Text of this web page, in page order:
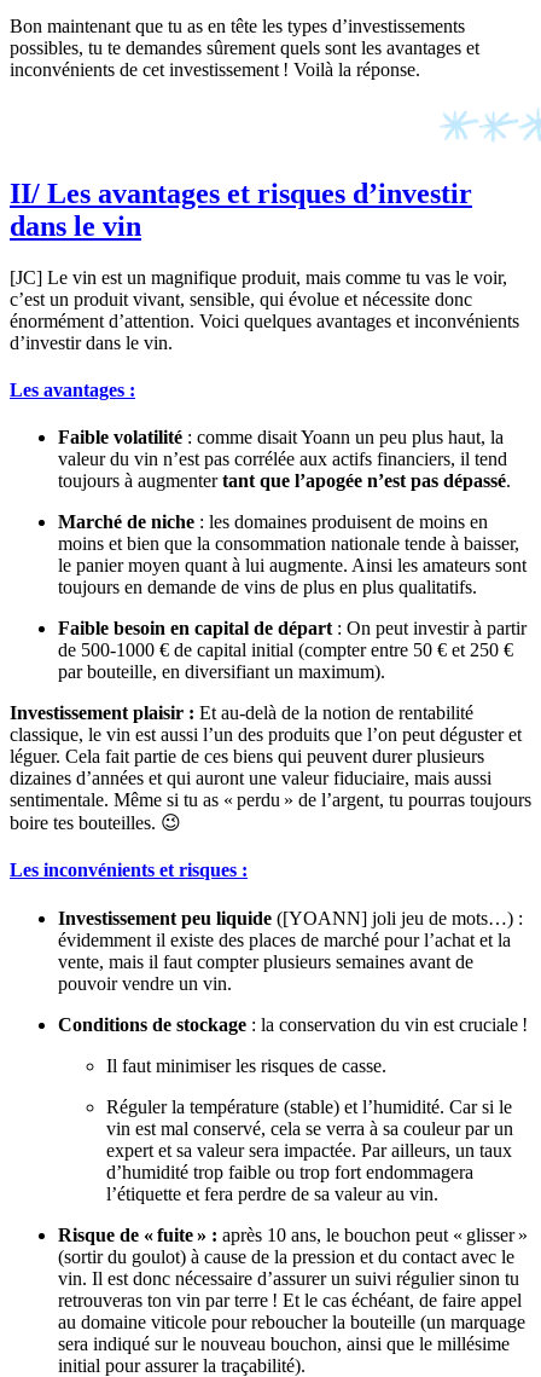
Bon maintenant que tu as en tête les types d’investissements
possibles, tu te demandes sûrement quels sont les avantages et
inconvénients de cet investissement ! Voilà la réponse.
II/ Les avantages et risques d’investir
dans le vin
[JC] Le vin est un magnifique produit, mais comme tu vas le voir,
c’est un produit vivant, sensible, qui évolue et nécessite donc
énormément d’attention. Voici quelques avantages et inconvénients
d’investir dans le vin.
Les avantages :
Faible volatilité : comme disait Yoann un peu plus haut, la
valeur du vin n’est pas corrélée aux actifs financiers, il tend
toujours à augmentertant que l’apogée n’est pas dépassé.
Marché de niche : les domaines produisent de moins en
moins et bien que la consommation nationale tende à baisser,
le panier moyen quant à lui augmente. Ainsi les amateurs sont
toujours en demande de vins de plus en plus qualitatifs.
Faible besoin en capital de départ : On peut investir à partir
de 500-1000 € de capital initial (compter entre 50 € et 250 €
par bouteille, en diversifiant un maximum).
Investissement plaisir : Et au-delà de la notion de rentabilité
classique, le vin est aussi l’un des produits que l’on peut déguster et
léguer. Cela fait partie de ces biens qui peuvent durer plusieurs
dizaines d’années et qui auront une valeur fiduciaire, mais aussi
sentimentale. Même si tu as « perdu » de l’argent, tu pourras toujours
boire tes bouteilles. 😉
Les inconvénients et risques :
Investissement peu liquide ([YOANN] joli jeu de mots…) :
évidemment il existe des places de marché pour l’achat et la
vente, mais il faut compter plusieurs semaines avant de
pouvoir vendre un vin.
Conditions de stockage : la conservation du vin est cruciale !
Il faut minimiser les risques de casse.
Réguler la température (stable) et l’humidité. Car si le
vin est mal conservé, cela se verra à sa couleur par un
expert et sa valeur sera impactée. Par ailleurs, un taux
d’humidité trop faible ou trop fort endommagera
l’étiquette et fera perdre de sa valeur au vin.
Risque de « fuite » : après 10 ans, le bouchon peut « glisser »
(sortir du goulot) à cause de la pression et du contact avec le
vin. Il est donc nécessaire d’assurer un suivi régulier sinon tu
retrouveras ton vin par terre ! Et le cas échéant, de faire appel
au domaine viticole pour reboucher la bouteille (un marquage
sera indiqué sur le nouveau bouchon, ainsi que le millésime
initial pour assurer la traçabilité).